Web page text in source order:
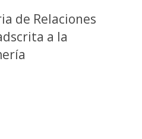
de Relaciones
a la